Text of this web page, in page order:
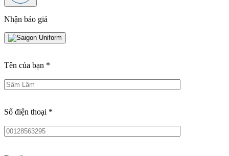
Nhận báo giá
Tên của bạn *
Số điện thoại *